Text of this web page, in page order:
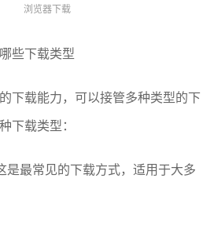
浏览器下载
些下载类型
载能力，可以接管多种类型的下
下载类型：
最常见的下载方式，适用于大多